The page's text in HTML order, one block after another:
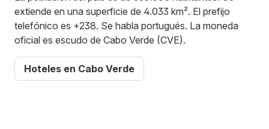
extiende en una superficie de 4.033 km². El prefijo
telefónico es +238. Se habla portugués. La moneda
oficial es escudo de Cabo Verde (CVE).
Hoteles en Cabo Verde